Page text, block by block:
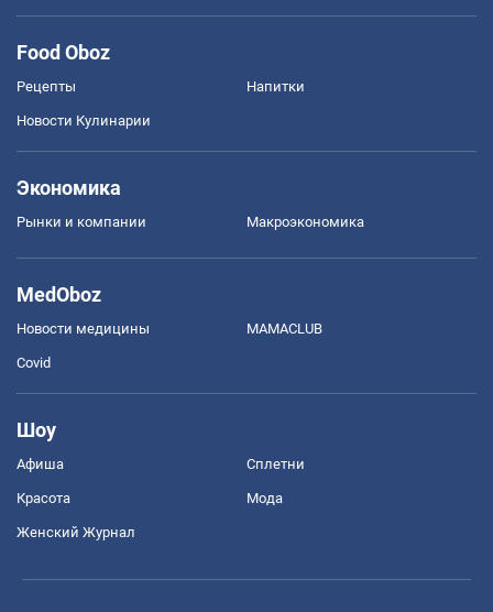
Food Oboz
Рецепты Напитки
Новости Кулинарии
Экономика
Рынки и компании Mакроэкономика
MedOboz
Новости медицины MAMACLUB
Covid
Шоу
Афиша Сплетни
Красота Мода
Женский Журнал